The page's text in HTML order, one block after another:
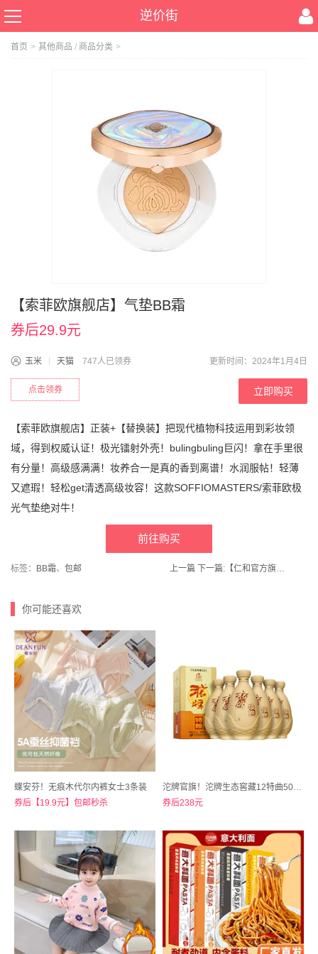
逆价街
首页 > 其他商品 / 商品分类 >
【索菲欧旗舰店】气垫BB霜
券后29.9元
玉米 天猫 747人已领券 更新时间：2024年1月4日
点击领券 立即购买
【索菲欧旗舰店】正装+【替换装】把现代植物科技运用到彩妆领
域，得到权威认证！极光镭射外壳！bulingbuling巨闪！拿在手里很
有分量！高级感满满！妆养合一是真的香到离谱！水润服帖！轻薄
又遮瑕！轻松get清透高级妆容！这款SOFFIOMASTERS/索菲欧极
光气垫绝对牛！
前往购买
标签： BB霜、 包邮 上一篇 下一篇: 【仁和官方旗舰店】医用退热贴10贴
你可能还喜欢
蝶安芬！无痕木代尔内裤女士3条装
券后【19.9元】包邮秒杀
沱牌官旗！沱牌生态窖藏12特曲50度500ml*6瓶浓香白酒
券后238元